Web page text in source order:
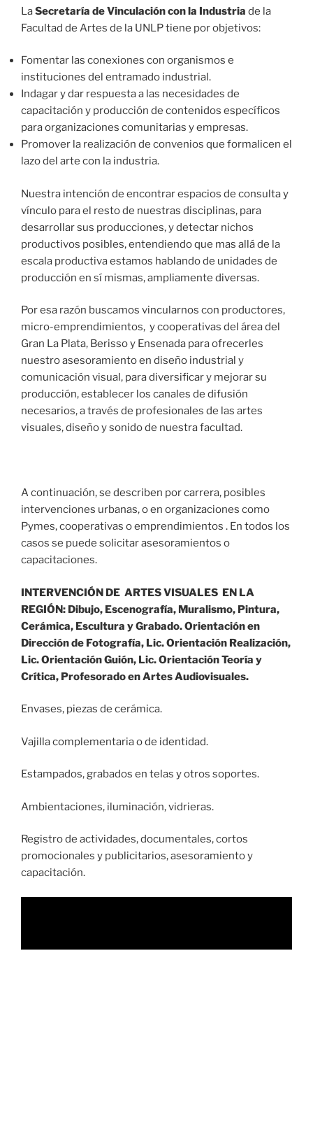
LaSecretaría de Vinculación con la Industria de la
Facultad de Artes de la UNLP tiene por objetivos:
Fomentar las conexiones con organismos e
instituciones del entramado industrial.
Indagar y dar respuesta a las necesidades de
capacitación y producción de contenidos específicos
para organizaciones comunitarias y empresas.
Promover la realización de convenios que formalicen el
lazo del arte con la industria.
Nuestra intención de encontrar espacios de consulta y
vínculo para el resto de nuestras disciplinas, para
desarrollar sus producciones, y detectar nichos
productivos posibles, entendiendo que mas allá de la
escala productiva estamos hablando de unidades de
producción en sí mismas, ampliamente diversas.
Por esa razón buscamos vincularnos con productores,
micro-emprendimientos, y cooperativas del área del
Gran La Plata, Berisso y Ensenada para ofrecerles
nuestro asesoramiento en diseño industrial y
comunicación visual, para diversificar y mejorar su
producción, establecer los canales de difusión
necesarios, a través de profesionales de las artes
visuales, diseño y sonido de nuestra facultad.
A continuación, se describen por carrera, posibles
intervenciones urbanas, o en organizaciones como
Pymes, cooperativas o emprendimientos . En todos los
casos se puede solicitar asesoramientos o
capacitaciones.
INTERVENCIÓN DE ARTES VISUALES EN LA
REGIÓN: Dibujo, Escenografía, Muralismo, Pintura,
Cerámica, Escultura y Grabado.Orientación en
Dirección de Fotografía, Lic. Orientación Realización,
Lic. Orientación Guión, Lic. Orientación Teoría y
Crítica, Profesorado en Artes Audiovisuales.
Envases, piezas de cerámica.
Vajilla complementaria o de identidad.
Estampados, grabados en telas y otros soportes.
Ambientaciones, iluminación, vidrieras.
Registro de actividades, documentales, cortos
promocionales y publicitarios, asesoramiento y
capacitación.